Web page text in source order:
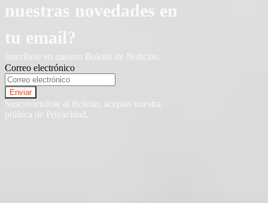
nuestras novedades en
tu email?
Inscríbete en nuestro Boletín de Noticias.
Correo electrónico
Suscriviendote al Boletin, aceptas nuestra
politica de Privacidad.